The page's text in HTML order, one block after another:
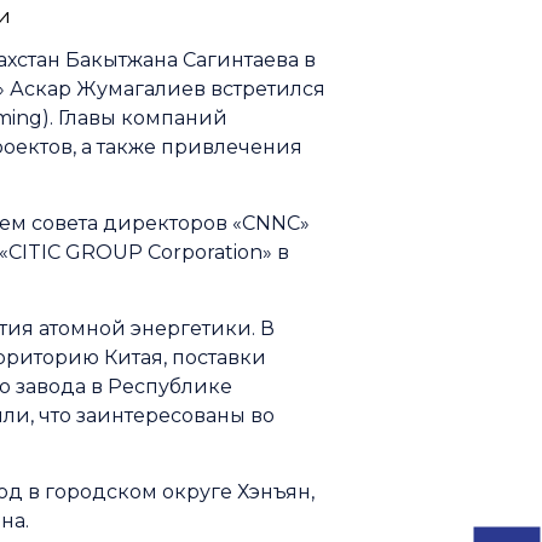
Бакытжана Сагинтаева в
Жумагалиев встретился
Главы компаний
а также привлечения
совета директоров «CNNC»
GROUP Corporation» в
атомной энергетики. В
Китая, поставки
завода в Республике
что заинтересованы во
в городском округе Хэнъян,